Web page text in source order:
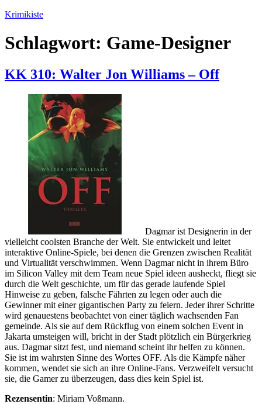
Zum
springen
Krimikiste
Schlagwort: Game-Designer
KK 310: Walter Jon Williams – Off
Dagmar ist Designerin in der
vielleicht coolsten Branche der Welt. Sie entwickelt und leitet
interaktive Online-Spiele, bei denen die Grenzen zwischen Realität
und Virtualität verschwimmen. Wenn Dagmar nicht in ihrem Büro
im Silicon Valley mit dem Team neue Spiel ideen ausheckt, fliegt sie
durch die Welt geschichte, um für das gerade laufende Spiel
Hinweise zu geben, falsche Fährten zu legen oder auch die
Gewinner mit einer gigantischen Party zu feiern. Jeder ihrer Schritte
wird genauestens beobachtet von einer täglich wachsenden Fan
gemeinde. Als sie auf dem Rückflug von einem solchen Event in
Jakarta umsteigen will, bricht in der Stadt plötzlich ein Bürgerkrieg
aus. Dagmar sitzt fest, und niemand scheint ihr helfen zu können.
Sie ist im wahrsten Sinne des Wortes OFF. Als die Kämpfe näher
kommen, wendet sie sich an ihre Online-Fans. Verzweifelt versucht
sie, die Gamer zu überzeugen, dass dies kein Spiel ist.
Rezensentin: Miriam Voßmann.